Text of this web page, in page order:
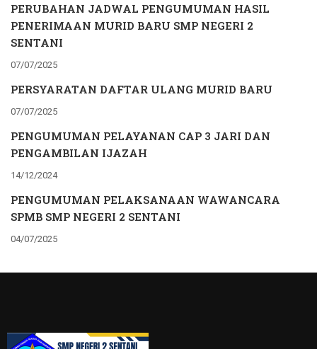
PERUBAHAN JADWAL PENGUMUMAN HASIL
PENERIMAAN MURID BARU SMP NEGERI 2
SENTANI
07/07/2025
PERSYARATAN DAFTAR ULANG MURID BARU
07/07/2025
PENGUMUMAN PELAYANAN CAP 3 JARI DAN
PENGAMBILAN IJAZAH
14/12/2024
PENGUMUMAN PELAKSANAAN WAWANCARA
SPMB SMP NEGERI 2 SENTANI
04/07/2025